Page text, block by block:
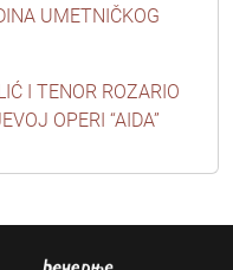
UMETNIČKOG
I TENOR ROZARIO
OPERI “AIDA”